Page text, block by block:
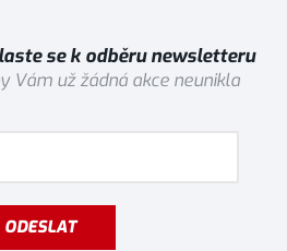
se k odběru newsletteru
Vám už žádná akce neunikla
ODESLAT